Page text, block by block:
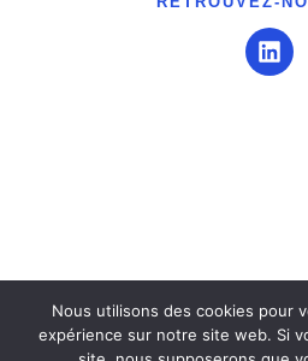
Nous utilisons des cookies pour
expérience sur notre site web. Si